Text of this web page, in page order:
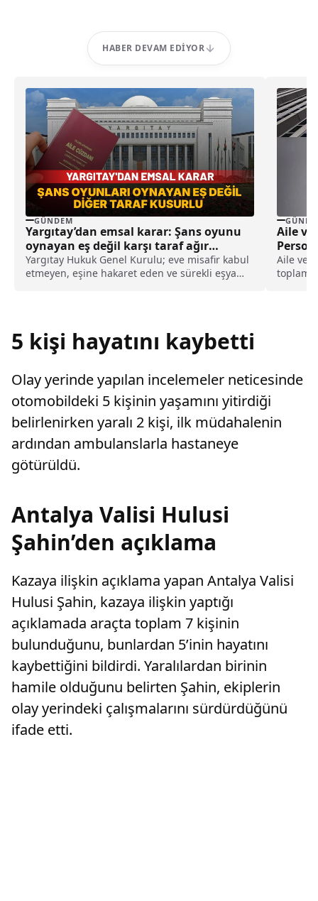
HABER DEVAM EDIYOR
GÜNDEM
Yargıtay’dan emsal karar: Şans oyunu
oynayan eş değil karşı taraf ağır
kusurlu sayıldı
Yargıtay Hukuk Genel Kurulu; eve misafir kabul
etmeyen, eşine hakaret eden ve sürekli eşya
Aile ve
Aile ve
toplam
5 kişi hayatını kaybetti
Olay yerinde yapılan incelemeler neticesinde
otomobildeki 5 kişinin yaşamını yitirdiği
belirlenirken yaralı 2 kişi, ilk müdahalenin
ardından ambulanslarla hastaneye
götürüldü.
Antalya Valisi Hulusi
Şahin’den açıklama
Kazaya ilişkin açıklama yapan Antalya Valisi
Hulusi Şahin, kazaya ilişkin yaptığı
açıklamada araçta toplam 7 kişinin
bulunduğunu, bunlardan 5’inin hayatını
kaybettiğini bildirdi. Yaralılardan birinin
hamile olduğunu belirten Şahin, ekiplerin
olay yerindeki çalışmalarını sürdürdüğünü
ifade etti.